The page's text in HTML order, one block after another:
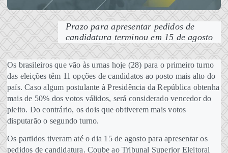
Prazo para apresentar pedidos de
candidatura terminou em 15 de agosto
Os brasileiros que vão às urnas hoje (28) para o primeiro turno
das eleições têm 11 opções de candidatos ao posto mais alto do
país. Caso algum postulante à Presidência da República obtenha
mais de 50% dos votos válidos, será considerado vencedor do
pleito. Do contrário, os dois que obtiverem mais votos
disputarão o segundo turno.
Os partidos tiveram até o dia 15 de agosto para apresentar os
pedidos de candidatura. Coube ao Tribunal Superior Eleitoral